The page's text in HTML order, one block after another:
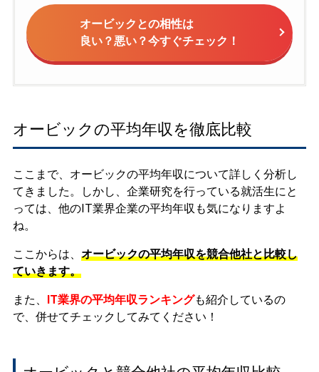
オービックとの相性は
良い？悪い？今すぐチェック！
オービックの平均年収を徹底比較
ここまで、オービックの平均年収について詳しく分析し
てきました。しかし、企業研究を行っている就活生にと
っては、他のIT業界企業の平均年収も気になりますよ
ね。
ここからは、 オービックの平均年収を競合他社と比較し
ていきます。
また、 IT業界の平均年収ランキングも紹介しているの
で、併せてチェックしてみてください！